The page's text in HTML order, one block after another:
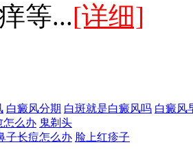
等...[详细]
白癜风分期 白斑就是白癜风吗 白癜风
怎么办 鬼剃头
子长痘怎么办 脸上红疹子